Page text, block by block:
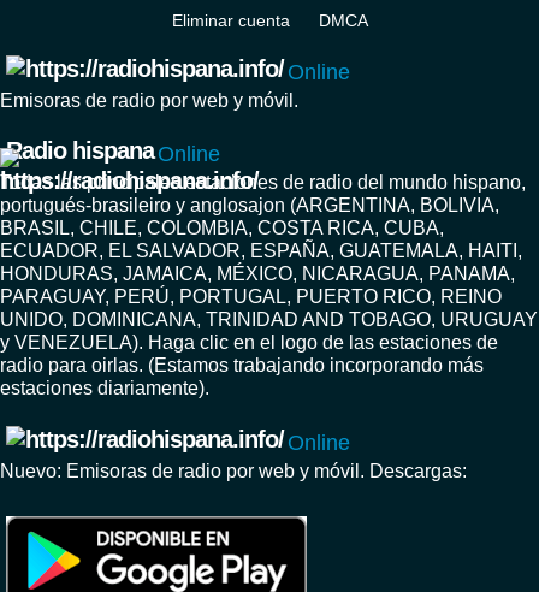
Eliminar cuenta DMCA
Online
Emisoras de radio por web y móvil.
Radio hispana Online
Todas las principales estaciones de radio del mundo hispano,
portugués-brasileiro y anglosajon (ARGENTINA, BOLIVIA,
BRASIL, CHILE, COLOMBIA, COSTA RICA, CUBA,
ECUADOR, EL SALVADOR, ESPAÑA, GUATEMALA, HAITI,
HONDURAS, JAMAICA, MÉXICO, NICARAGUA, PANAMA,
PARAGUAY, PERÚ, PORTUGAL, PUERTO RICO, REINO
UNIDO, DOMINICANA, TRINIDAD AND TOBAGO, URUGUAY
y VENEZUELA). Haga clic en el logo de las estaciones de
radio para oirlas. (Estamos trabajando incorporando más
estaciones diariamente).
Online
Nuevo: Emisoras de radio por web y móvil. Descargas: